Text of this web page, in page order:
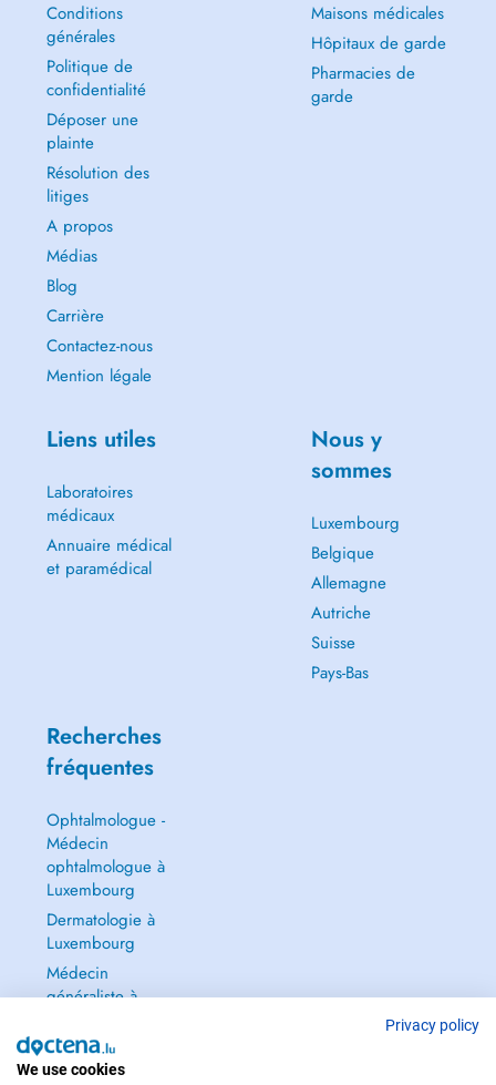
Conditions
générales
Politique de
confidentialité
Déposer une
plainte
Résolution des
litiges
A propos
Médias
Blog
Carrière
Contactez-nous
Mention légale
Maisons médicales
Hôpitaux de garde
Pharmacies de
garde
Liens utiles
Laboratoires
médicaux
Annuaire médical
et paramédical
Nous y
sommes
Luxembourg
Belgique
Allemagne
Autriche
Suisse
Pays-Bas
Recherches
fréquentes
Ophtalmologue -
Médecin
ophtalmologue à
Luxembourg
Dermatologie à
Luxembourg
Médecin
généraliste à
Gynécologue à
Luxembourg
Privacy policy
We use cookies